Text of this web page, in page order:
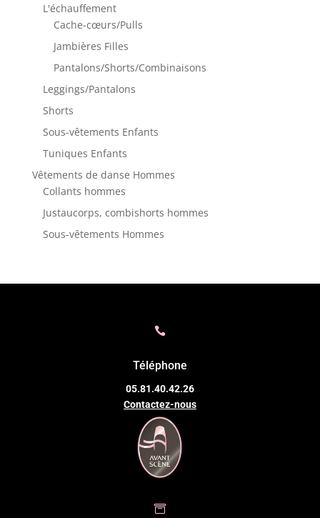
L'échauffement
Cache-cœurs/Pulls
Jambières Filles
Pantalons/Shorts/Combinaisons
Leggings/Pantalons
Shorts
Sous-vêtements Enfants
Tuniques Enfants
Vêtements de danse Hommes
Collants hommes
Justaucorps, combishorts hommes
Sous-vêtements Hommes

Téléphone
05.81.40.42.26
Contactez-nous
